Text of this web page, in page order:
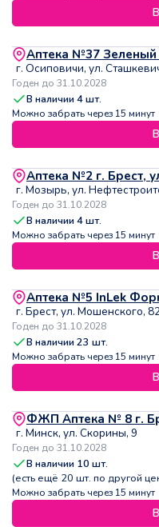
Аптека №37 Зеленый
г. Осиповичи, ул.
Годен до 31.10.2028
В наличии4шт.
Можно забрать через 15 минут
Аптека №2 г. Брест,
г. Мозырь, ул.
Годен до 31.10.2028
В наличии4шт.
Можно забрать через 15 минут
Аптека №5 InLek
г. Брест, ул. Мошенского,
Годен до 31.10.2028
В наличии23 шт.
Можно забрать через 15 минут
ФЖП Аптека № 8 г.
г. Минск, ул. Скорины, 9
Годен до 31.10.2028
В наличии 10 шт.
(есть ещё 20 шт. по другой
Можно забрать через 15 минут